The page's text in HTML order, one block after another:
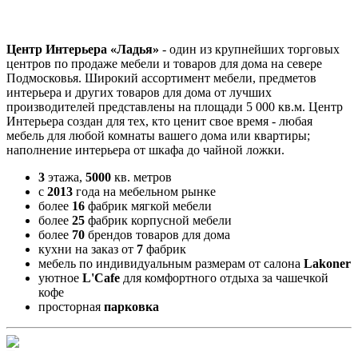
Центр Интерьера «Ладья» - один из крупнейших торговых
центров по продаже мебели и товаров для дома на севере
Подмосковья. Широкий ассортимент мебели, предметов
интерьера и других товаров для дома от лучших
производителей представлены на площади 5 000 кв.м. Центр
Интерьера создан для тех, кто ценит свое время - любая
мебель для любой комнаты вашего дома или квартиры;
наполнение интерьера от шкафа до чайной ложки.
3 этажа, 5000 кв. метров
с 2013 года на мебельном рынке
более 16 фабрик мягкой мебели
более 25 фабрик корпусной мебели
более 70 брендов товаров для дома
кухни на заказ от 7 фабрик
мебель по индивидуальным размерам от салона Lakoner
уютное L'Cafe для комфортного отдыха за чашечкой
кофе
просторная парковка